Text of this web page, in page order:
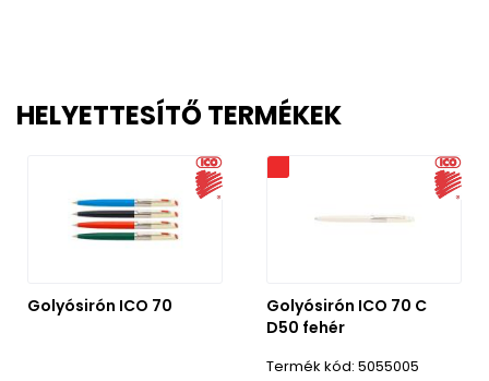
HELYETTESÍTŐ TERMÉKEK
Golyósirón ICO 70
Akciós
Golyósirón ICO 70 C
D50 fehér
5055005